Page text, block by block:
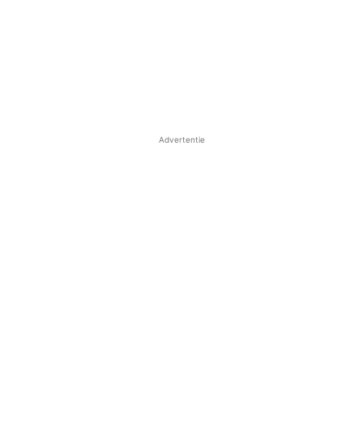
Advertentie